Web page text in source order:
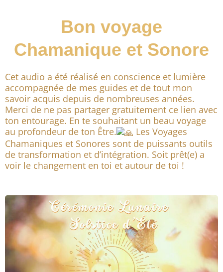
Bon voyage
Chamanique et Sonore
Cet audio a été réalisé en conscience et lumière
accompagnée de mes guides et de tout mon
savoir acquis depuis de nombreuses années.
Merci de ne pas partager gratuitement ce lien avec
ton entourage. En te souhaitant un beau voyage
au profondeur de ton Être.
Les Voyages
Chamaniques et Sonores sont de puissants outils
de transformation et d’intégration. Soit prêt(e) a
voir le changement en toi et autour de toi !